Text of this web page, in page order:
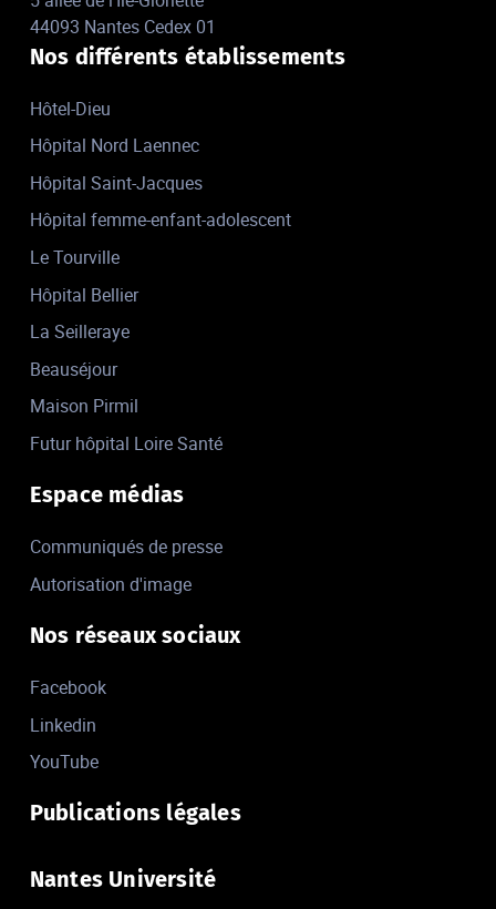
44093 Nantes Cedex 01
Nos différents établissements
Hôtel-Dieu
Hôpital Nord Laennec
Hôpital Saint-Jacques
Hôpital femme-enfant-adolescent
Le Tourville
Hôpital Bellier
La Seilleraye
Beauséjour
Maison Pirmil
Futur hôpital Loire Santé
Espace médias
Communiqués de presse
Autorisation d'image
Nos réseaux sociaux
Facebook
Linkedin
YouTube
Publications légales
Nantes Université